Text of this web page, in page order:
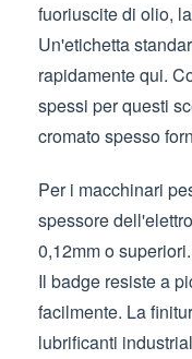
fuoriuscite di olio,
Un'etichetta
rapidamente qui.
spessi per questi
cromato spesso
Per i macchinari
spessore
0,12mm o
Il badge resiste a
facilmente. La
lubrificanti